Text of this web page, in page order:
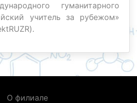
гуманитарного
учитель за рубежом»
О филиале